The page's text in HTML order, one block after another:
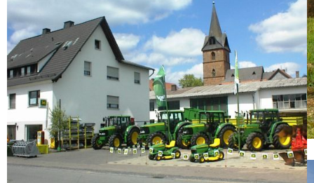
ADS_120_117.jpg